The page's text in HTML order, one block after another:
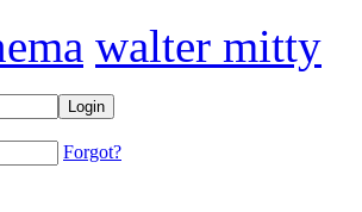
walter mitty
Forgot?